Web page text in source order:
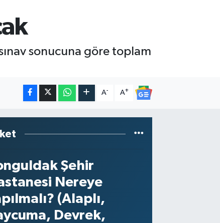
sonucuna göre toplam
A- A+
Şehir
Nereye
(Alaplı,
Devrek,